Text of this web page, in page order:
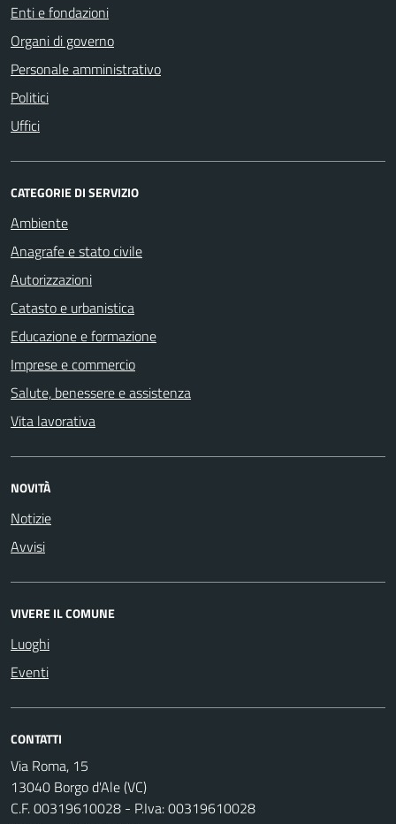
Enti e fondazioni
Organi di governo
Personale amministrativo
Politici
Uffici
CATEGORIE DI SERVIZIO
Ambiente
Anagrafe e stato civile
Autorizzazioni
Catasto e urbanistica
Educazione e formazione
Imprese e commercio
Salute, benessere e assistenza
Vita lavorativa
NOVITÀ
Notizie
Avvisi
VIVERE IL COMUNE
Luoghi
Eventi
CONTATTI
Via Roma, 15
13040 Borgo d'Ale (VC)
C.F. 00319610028 - P.Iva: 00319610028